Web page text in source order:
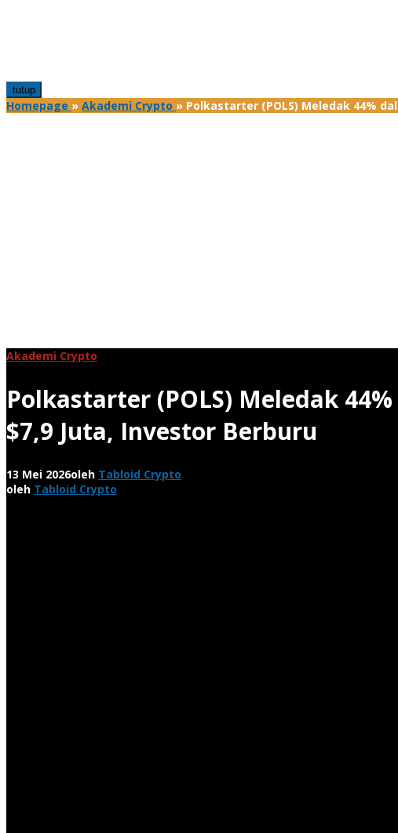
tutup
Homepage » Akademi Crypto » Polkastarter (POLS) Meledak 44%
Akademi Crypto
Polkastarter (POLS) Meledak
$7,9 Juta, Investor Berburu
13 Mei 2026oleh Tabloid Crypto
oleh Tabloid Crypto